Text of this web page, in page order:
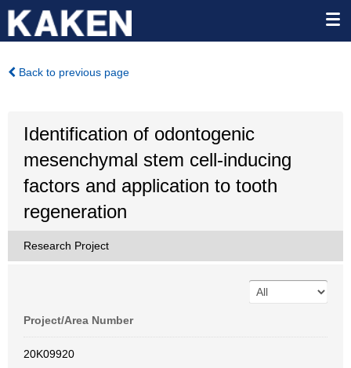
Back to previous page
Identification of odontogenic
mesenchymal stem cell-inducing
factors and application to tooth
regeneration
Research Project
Project/Area Number
20K09920